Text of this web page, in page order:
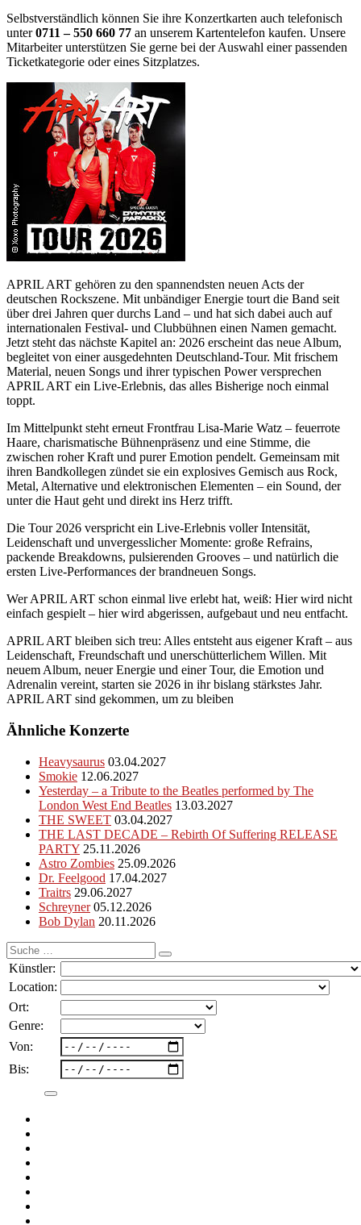
Selbstverständlich können Sie ihre Konzertkarten auch telefonisch
unter0711 – 550 660 77 an unserem Kartentelefon kaufen. Unsere
Mitarbeiter unterstützen Sie gerne bei der Auswahl einer passenden
Ticketkategorie oder eines Sitzplatzes.
APRIL ART gehören zu den spannendsten neuen Acts der
deutschen Rockszene. Mit unbändiger Energie tourt die Band seit
über drei Jahren quer durchs Land – und hat sich dabei auch auf
internationalen Festival- und Clubbühnen einen Namen gemacht.
Jetzt steht das nächste Kapitel an: 2026 erscheint das neue Album,
begleitet von einer ausgedehnten Deutschland-Tour. Mit frischem
Material, neuen Songs und ihrer typischen Power versprechen
APRIL ART ein Live-Erlebnis, das alles Bisherige noch einmal
toppt.
Im Mittelpunkt steht erneut Frontfrau Lisa-Marie Watz – feuerrote
Haare, charismatische Bühnenpräsenz und eine Stimme, die
zwischen roher Kraft und purer Emotion pendelt. Gemeinsam mit
ihren Bandkollegen zündet sie ein explosives Gemisch aus Rock,
Metal, Alternative und elektronischen Elementen – ein Sound, der
unter die Haut geht und direkt ins Herz trifft.
Die Tour 2026 verspricht ein Live-Erlebnis voller Intensität,
Leidenschaft und unvergesslicher Momente: große Refrains,
packende Breakdowns, pulsierenden Grooves – und natürlich die
ersten Live-Performances der brandneuen Songs.
Wer APRIL ART schon einmal live erlebt hat, weiß: Hier wird nicht
einfach gespielt – hier wird abgerissen, aufgebaut und neu entfacht.
APRIL ART bleiben sich treu: Alles entsteht aus eigener Kraft – aus
Leidenschaft, Freundschaft und unerschütterlichem Willen. Mit
neuem Album, neuer Energie und einer Tour, die Emotion und
Adrenalin vereint, starten sie 2026 in ihr bislang stärkstes Jahr.
APRIL ART sind gekommen, um zu bleiben
Ähnliche Konzerte
Heavysaurus 03.04.2027
Smokie 12.06.2027
Yesterday – a Tribute to the Beatles performed by The
London West End Beatles 13.03.2027
THE SWEET 03.04.2027
THE LAST DECADE – Rebirth Of Suffering RELEASE
PARTY 25.11.2026
Astro Zombies 25.09.2026
Dr. Feelgood 17.04.2027
Traitrs 29.06.2027
Schreyner 05.12.2026
Bob Dylan 20.11.2026
Suche
nach:
Künstler:
Location:
Ort:
Genre:
Von:
Bis: